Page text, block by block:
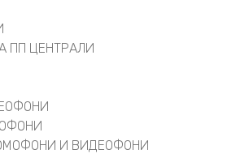
ПП ЦЕНТРАЛИ
И ВИДЕОФОНИ